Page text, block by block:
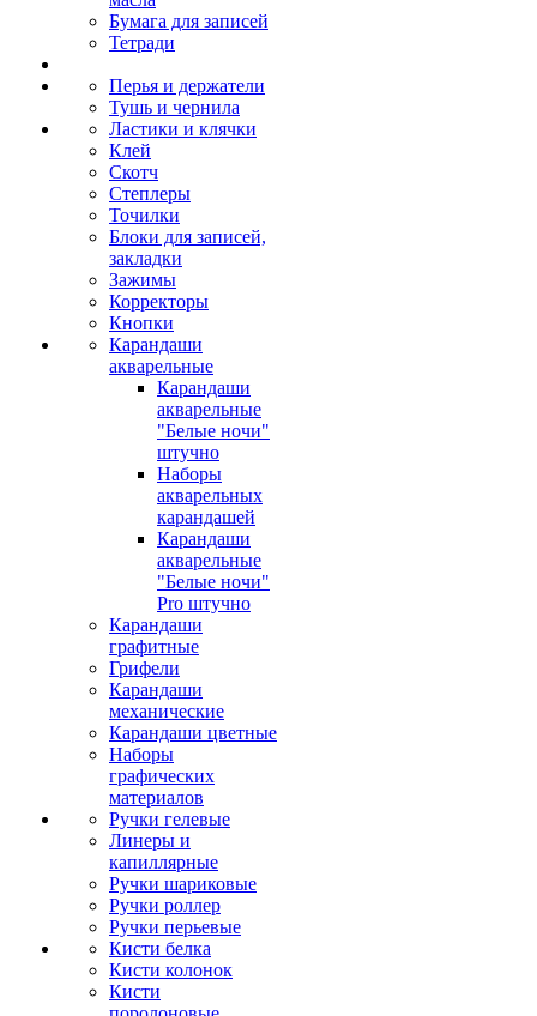
Бумага для записей
Тетради
Перья и держатели
Тушь и чернила
Ластики и клячки
Клей
Скотч
Степлеры
Точилки
Блоки для записей,
закладки
Зажимы
Корректоры
Кнопки
Карандаши
акварельные
Карандаши
акварельные
"Белые ночи"
штучно
Наборы
акварельных
карандашей
Карандаши
акварельные
"Белые ночи"
Pro штучно
Карандаши
графитные
Грифели
Карандаши
механические
Карандаши цветные
Наборы
графических
материалов
Ручки гелевые
Линеры и
капиллярные
Ручки шариковые
Ручки роллер
Ручки перьевые
Кисти белка
Кисти колонок
Кисти